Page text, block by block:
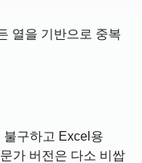
열을 기반으로 중복
불구하고 Excel용
가 버전은 다소 비쌉